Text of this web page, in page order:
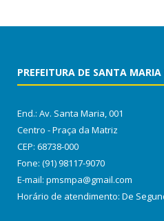
PREFEITURA DE SANTA
End.: Av. Santa Maria, 001
Centro - Praça da Matriz
CEP: 68738-000
Fone: (91) 98117-9070
E-mail: pmsmpa@gmail.com
Horário de atendimento: De